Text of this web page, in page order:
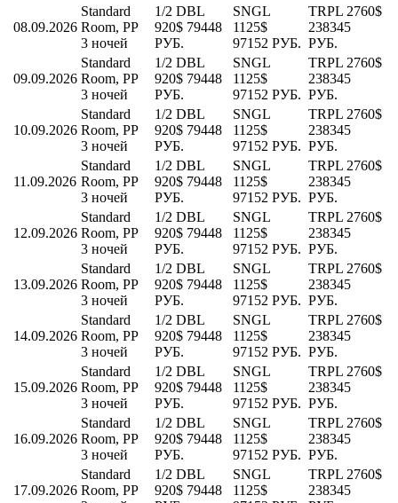
08.09.2026
Standard
Room, PP
3 ночей
1/2 DBL
920$ 79448
РУБ.
SNGL
1125$
97152 РУБ.
TRPL 2760$
238345
РУБ.
09.09.2026
Standard
Room, PP
3 ночей
1/2 DBL
920$ 79448
РУБ.
SNGL
1125$
97152 РУБ.
TRPL 2760$
238345
РУБ.
10.09.2026
Standard
Room, PP
3 ночей
1/2 DBL
920$ 79448
РУБ.
SNGL
1125$
97152 РУБ.
TRPL 2760$
238345
РУБ.
11.09.2026
Standard
Room, PP
3 ночей
1/2 DBL
920$ 79448
РУБ.
SNGL
1125$
97152 РУБ.
TRPL 2760$
238345
РУБ.
12.09.2026
Standard
Room, PP
3 ночей
1/2 DBL
920$ 79448
РУБ.
SNGL
1125$
97152 РУБ.
TRPL 2760$
238345
РУБ.
13.09.2026
Standard
Room, PP
3 ночей
1/2 DBL
920$ 79448
РУБ.
SNGL
1125$
97152 РУБ.
TRPL 2760$
238345
РУБ.
14.09.2026
Standard
Room, PP
3 ночей
1/2 DBL
920$ 79448
РУБ.
SNGL
1125$
97152 РУБ.
TRPL 2760$
238345
РУБ.
15.09.2026
Standard
Room, PP
3 ночей
1/2 DBL
920$ 79448
РУБ.
SNGL
1125$
97152 РУБ.
TRPL 2760$
238345
РУБ.
16.09.2026
Standard
Room, PP
3 ночей
1/2 DBL
920$ 79448
РУБ.
SNGL
1125$
97152 РУБ.
TRPL 2760$
238345
РУБ.
17.09.2026
Standard
Room, PP
1/2 DBL
920$ 79448
SNGL
1125$
TRPL 2760$
238345